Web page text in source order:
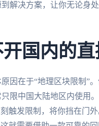
解决方案，让你无论身
国内的直
因在于“地理区块限制”
限中国大陆地区内使用
触发限制，将你挡在门